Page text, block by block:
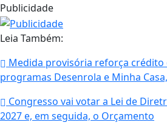
Publicidade
Leia Também:
Medida provisória reforça crédito
programas Desenrola e Minha
Congresso vai votar a Lei de
2027 e, em seguida, o Orçamento